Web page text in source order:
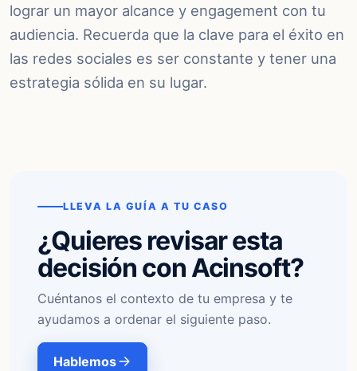
lograr un mayor alcance y engagement con tu
audiencia. Recuerda que la clave para el éxito en
las redes sociales es ser constante y tener una
estrategia sólida en su lugar.
LLEVA LA GUÍA A TU CASO
¿Quieres revisar esta
decisión con Acinsoft?
Cuéntanos el contexto de tu empresa y te
ayudamos a ordenar el siguiente paso.
Hablemos